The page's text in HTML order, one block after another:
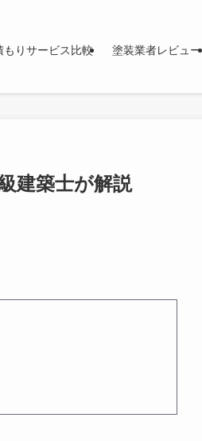
もりサービス比較 塗装業者レビュー
建築士が解説